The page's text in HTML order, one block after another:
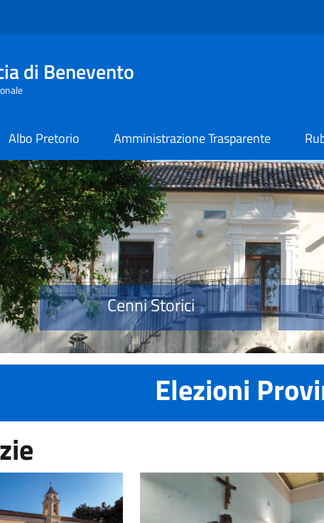
di Benevento
Albo Pretorio Amministrazione Trasparente
Cenni Storici
Elezioni